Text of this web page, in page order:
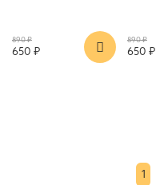
890 ₽
650 ₽
890 ₽
650 ₽
1